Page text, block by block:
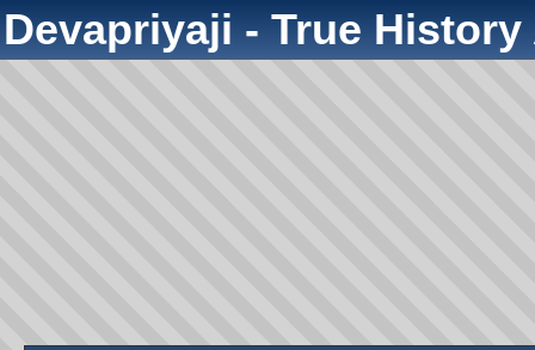
Devapriyaji - True